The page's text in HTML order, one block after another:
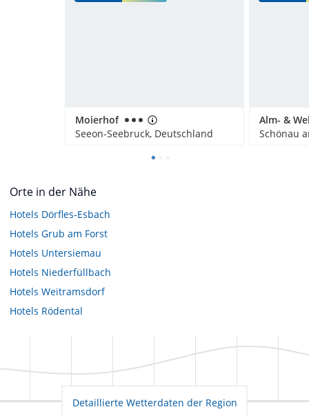
Moierhof
Seeon-Seebruck, Deutschland
Orte in der Nähe
Hotels Dörfles-Esbach
Hotels Grub am Forst
Hotels Untersiemau
Hotels Niederfüllbach
Hotels Weitramsdorf
Hotels Rödental
Detaillierte Wetterdaten der Region